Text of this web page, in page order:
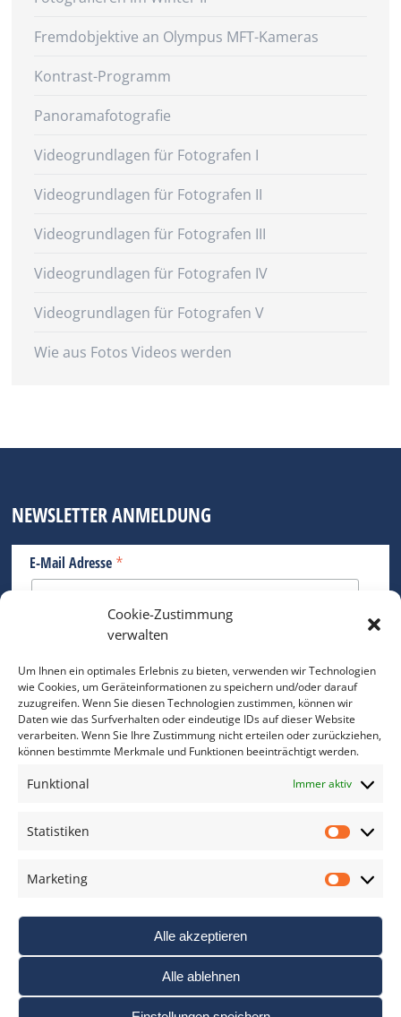
Cookie-Zustimmung
verwalten
Um Ihnen ein optimales Erlebnis zu bieten, verwenden wir Technologien
wie Cookies, um Geräteinformationen zu speichern und/oder darauf
zuzugreifen. Wenn Sie diesen Technologien zustimmen, können wir
Daten wie das Surfverhalten oder eindeutige IDs auf dieser Website
verarbeiten. Wenn Sie Ihre Zustimmung nicht erteilen oder zurückziehen,
können bestimmte Merkmale und Funktionen beeinträchtigt werden.
Funktional Immer aktiv
Statistiken
Marketing
Alle akzeptieren
Alle ablehnen
Fremdobjektive an Olympus MFT-Kameras
Kontrast-Programm
Panoramafotografie
Videogrundlagen für Fotografen I
Videogrundlagen für Fotografen II
Videogrundlagen für Fotografen III
Videogrundlagen für Fotografen IV
Videogrundlagen für Fotografen V
Wie aus Fotos Videos werden
NEWSLETTER ANMELDUNG
E-Mail Adresse *
Bitte geben Sie Ihre E-Mail Adresse ein.
*